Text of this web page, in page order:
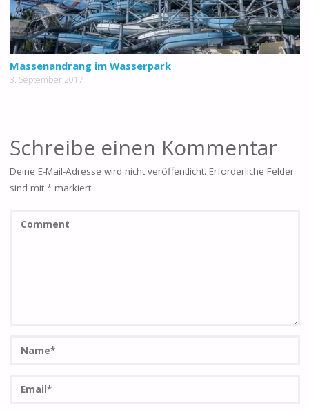
Massenandrang im Wasserpark
3. September 2017
Schreibe einen Kommentar
Deine E-Mail-Adresse wird nicht veröffentlicht. Erforderliche Felder
sind mit *markiert